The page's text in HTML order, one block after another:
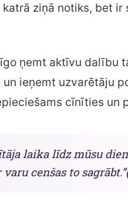
ziņā notiks, bet
ņemt aktīvu dalību
ieņemt uzvarētāju
cīnīties un
laika līdz mūsu
cenšas to